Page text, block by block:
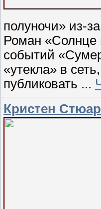
полуночи» из-
Роман «Солнце
событий
«утекла» в
публиковать ...
Кристен